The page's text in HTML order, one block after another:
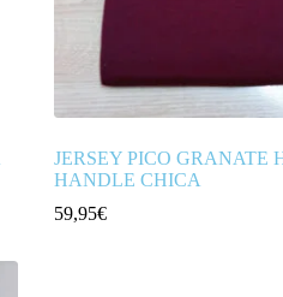
JERSEY PICO GRANATE
HANDLE CHICA
59,95€